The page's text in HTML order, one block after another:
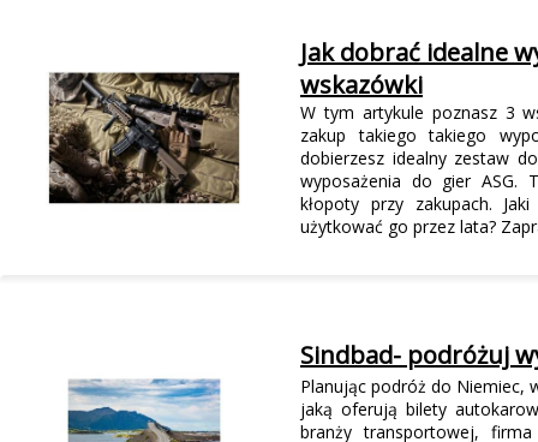
Jak dobrać idealne
wskazówki
W tym artykule poznasz 3
zakup takiego takiego
dobierzesz idealny zestaw
wyposażenia do gier ASG.
kłopoty przy zakupach.
użytkować go przez lata?
Sindbad- podróżuj
Planując podróż do Niemiec,
jaką oferują bilety
branży transportowej,